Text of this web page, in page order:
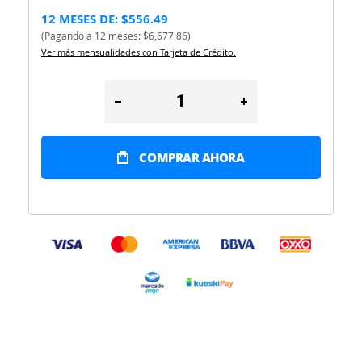
12 MESES DE: $556.49
(Pagando a 12 meses: $6,677.86)
Ver más mensualidades con Tarjeta de Crédito.
COMPRAR AHORA